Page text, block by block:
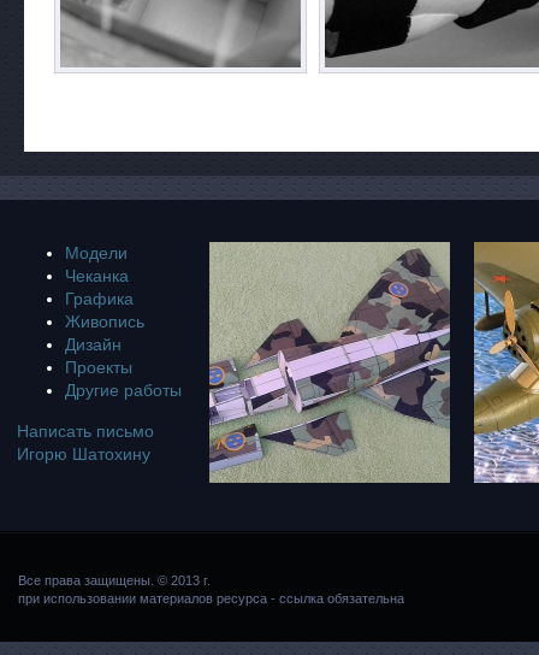
Модели
Чеканка
Графика
Живопись
Дизайн
Проекты
Другие работы
Написать письмо
Игорю Шатохину
Все права защищены. © 2013 г.
при использовании материалов ресурса - ссылка обязательна